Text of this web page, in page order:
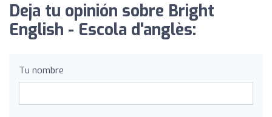
Deja tu opinión sobre Bright
English - Escola d'anglès:
Tu nombre